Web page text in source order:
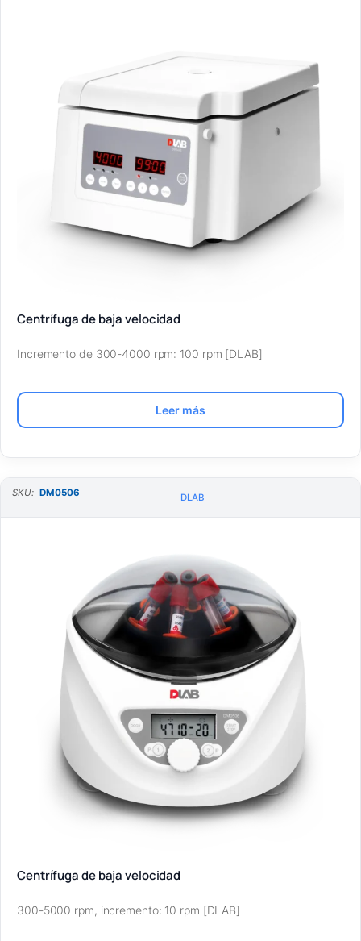
Centrífuga de baja velocidad
Incremento de 300-4000 rpm: 100 rpm [DLAB]
Leer más
SKU: DM0506 DLAB
Centrífuga de baja velocidad
300-5000 rpm, incremento: 10 rpm [DLAB]